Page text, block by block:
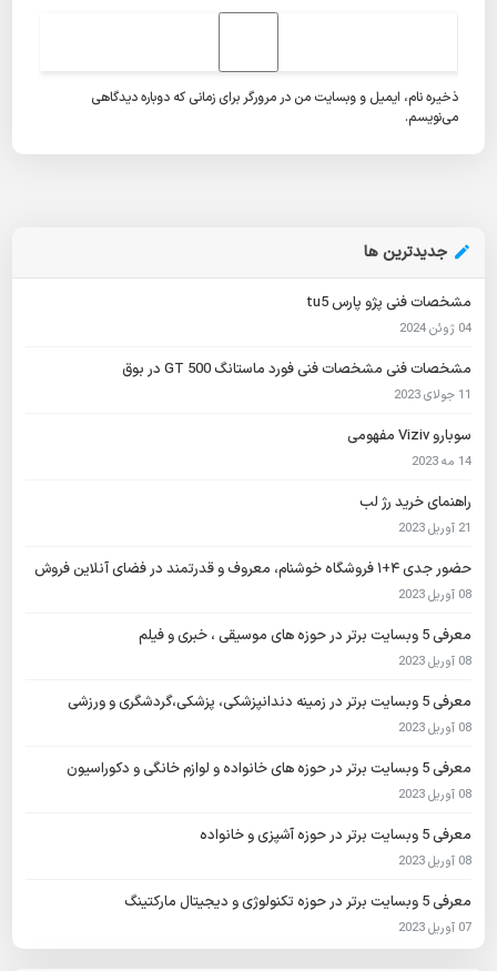
ذخیره نام، ایمیل و وبسایت من در مرورگر برای زمانی که دوباره دیدگاهی
می‌نویسم.
جدیدترین ها
مشخصات فنی پژو پارس tu5
04 ژوئن 2024
مشخصات فنی مشخصات فنی فورد ماستانگ GT 500 در بوق
11 جولای 2023
سوبارو Viziv مفهومی
14 مه 2023
راهنمای خرید رژ لب
21 آوریل 2023
حضور جدی ۴+۱ فروشگاه خوشنام، معروف و قدرتمند در فضای آنلاین فروش
08 آوریل 2023
معرفی 5 وبسایت برتر در حوزه های موسیقی ، خبری و فیلم
08 آوریل 2023
معرفی 5 وبسایت برتر در زمینه دندانپزشکی، پزشکی،گردشگری و ورزشی
08 آوریل 2023
معرفی 5 وبسایت برتر در حوزه های خانواده و لوازم خانگی و دکوراسیون
08 آوریل 2023
معرفی 5 وبسایت برتر در حوزه آشپزی و خانواده
08 آوریل 2023
معرفی 5 وبسایت برتر در حوزه تکنولوژی و دیجیتال مارکتینگ
07 آوریل 2023